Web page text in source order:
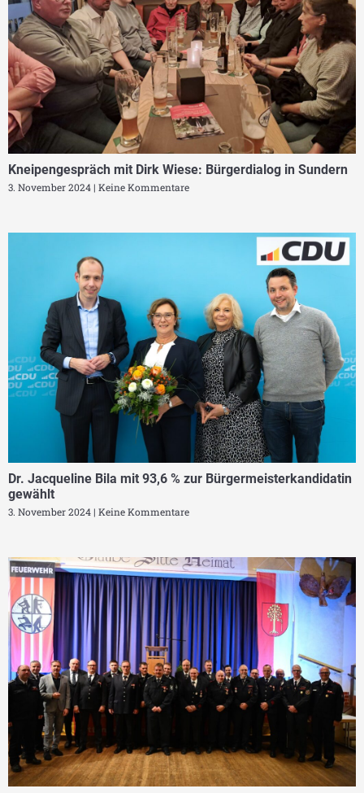
Kneipengespräch mit Dirk Wiese: Bürgerdialog in Sundern
3. November 2024 Keine Kommentare
Dr. Jacqueline Bila mit 93,6 % zur Bürgermeisterkandidatin
gewählt
3. November 2024 Keine Kommentare